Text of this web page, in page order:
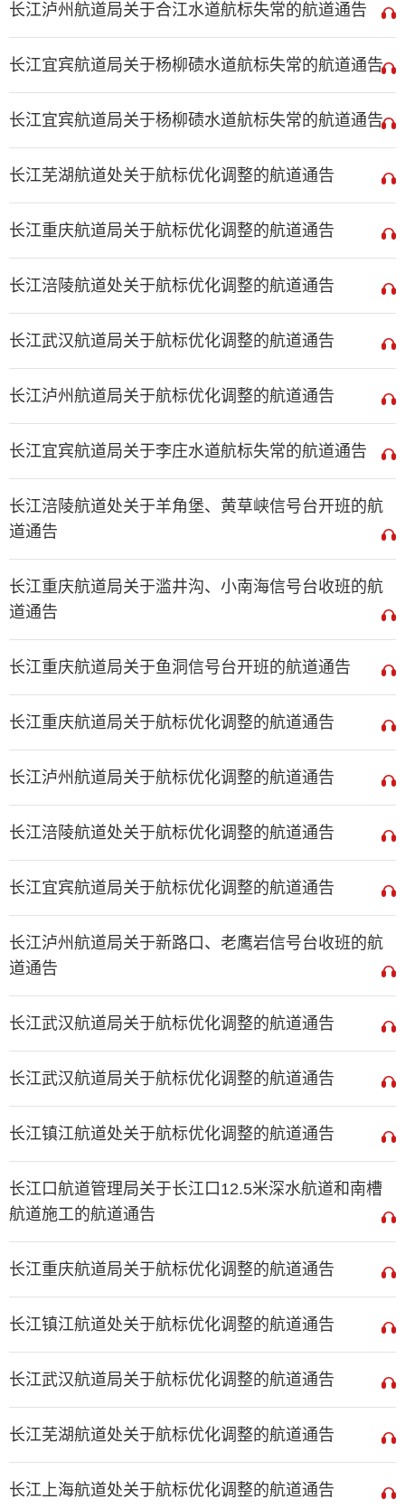
长江泸州航道局关于合江水道航标失常的航道通告
长江宜宾航道局关于杨柳碛水道航标失常的航道通告
长江宜宾航道局关于杨柳碛水道航标失常的航道通告
长江芜湖航道处关于航标优化调整的航道通告
长江重庆航道局关于航标优化调整的航道通告
长江涪陵航道处关于航标优化调整的航道通告
长江武汉航道局关于航标优化调整的航道通告
长江泸州航道局关于航标优化调整的航道通告
长江宜宾航道局关于李庄水道航标失常的航道通告
长江涪陵航道处关于羊角堡、黄草峡信号台开班的航
道通告
长江重庆航道局关于滥井沟、小南海信号台收班的航
道通告
长江重庆航道局关于鱼洞信号台开班的航道通告
长江重庆航道局关于航标优化调整的航道通告
长江泸州航道局关于航标优化调整的航道通告
长江涪陵航道处关于航标优化调整的航道通告
长江宜宾航道局关于航标优化调整的航道通告
长江泸州航道局关于新路口、老鹰岩信号台收班的航
道通告
长江武汉航道局关于航标优化调整的航道通告
长江武汉航道局关于航标优化调整的航道通告
长江镇江航道处关于航标优化调整的航道通告
长江口航道管理局关于长江口12.5米深水航道和南槽
航道施工的航道通告
长江重庆航道局关于航标优化调整的航道通告
长江镇江航道处关于航标优化调整的航道通告
长江武汉航道局关于航标优化调整的航道通告
长江芜湖航道处关于航标优化调整的航道通告
长江上海航道处关于航标优化调整的航道通告